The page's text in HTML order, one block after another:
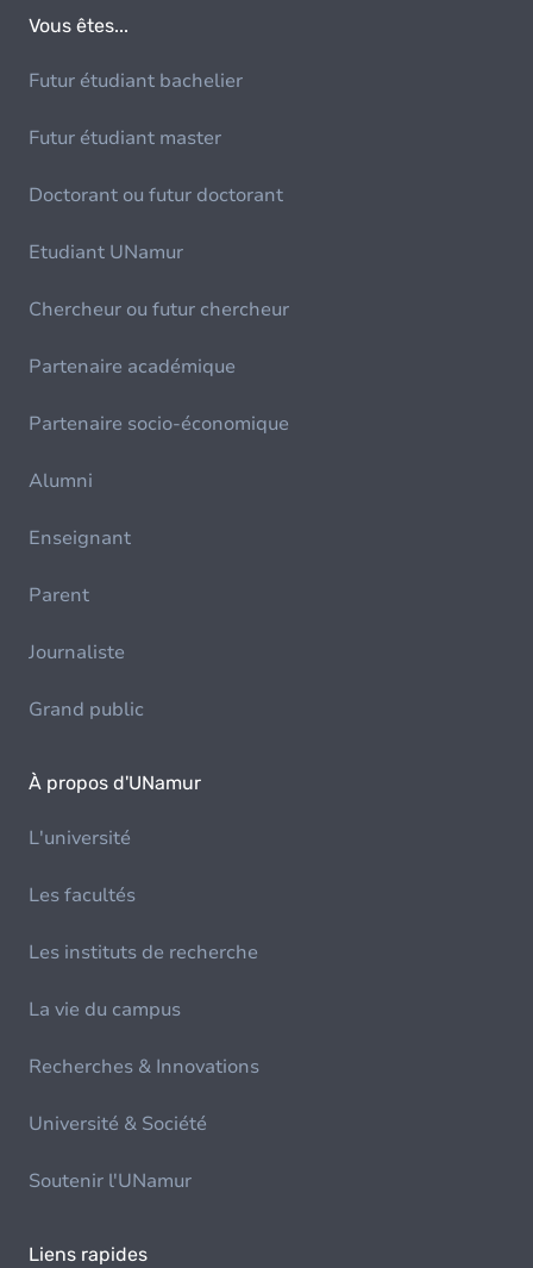
Vous êtes...
Futur étudiant bachelier
Futur étudiant master
Doctorant ou futur doctorant
Etudiant UNamur
Chercheur ou futur chercheur
Partenaire académique
Partenaire socio-économique
Alumni
Enseignant
Parent
Journaliste
Grand public
À propos d'UNamur
L'université
Les facultés
Les instituts de recherche
La vie du campus
Recherches & Innovations
Université & Société
Soutenir l'UNamur
Liens rapides